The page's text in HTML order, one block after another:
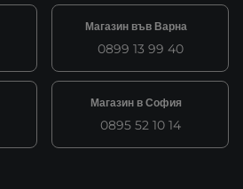
Магазин във Варна
0899 13 99 40
Магазин в София
0895 52 10 14